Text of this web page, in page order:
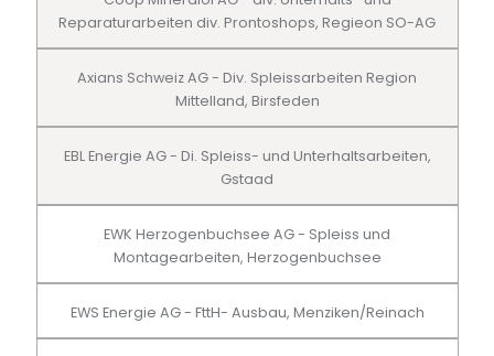
Reparaturarbeiten div. Prontoshops, Regieon SO-AG
Axians Schweiz AG - Div. Spleissarbeiten Region
Mittelland, Birsfeden
EBL Energie AG - Di. Spleiss- und Unterhaltsarbeiten,
Gstaad
EWK Herzogenbuchsee AG - Spleiss und
Montagearbeiten, Herzogenbuchsee
EWS Energie AG - FttH- Ausbau, Menziken/Reinach